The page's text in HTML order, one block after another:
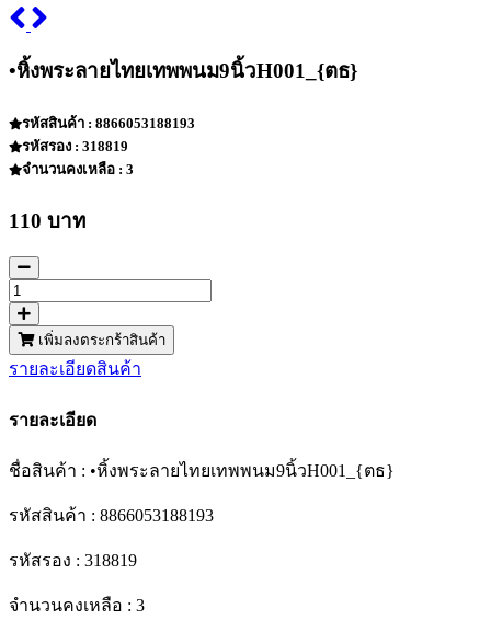
•หิ้งพระลายไทยเทพพนม9นิ้วH001_{ตธ}
รหัสสินค้า : 8866053188193
รหัสรอง : 318819
จำนวนคงเหลือ : 3
110 บาท
เพิ่มลงตระกร้าสินค้า
รายละเอียดสินค้า
รายละเอียด
ชื่อสินค้า : •หิ้งพระลายไทยเทพพนม9นิ้วH001_{ตธ}
รหัสสินค้า : 8866053188193
รหัสรอง : 318819
จำนวนคงเหลือ : 3